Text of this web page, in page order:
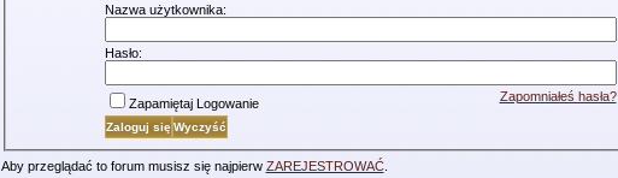
Nazwa użytkownika:
Hasło:
Zapomniałeś hasła?
Zapamiętaj Logowanie
Aby przeglądać to forum musisz się najpierw ZAREJESTROWAĆ.